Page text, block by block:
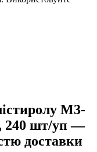
М3-
240 шт/уп —
доставки